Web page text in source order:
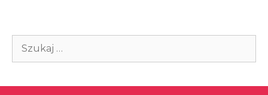
Szukaj: